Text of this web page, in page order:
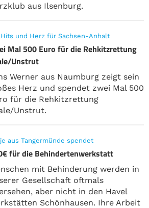
aus Ilsenburg.
und Herz für Sachsen-Anhalt
Mal 500 Euro für die Rehkitzrettung
Unstrut
Werner aus Naumburg zeigt sein
Herz und spendet zwei Mal 500
für die Rehkitzrettung
Unstrut.
aus Tangermünde spendet
für die Behindertenwerkstatt
mit Behinderung werden in
Gesellschaft oftmals
aber nicht in den Havel
Schönhausen. Ihre Arbeit